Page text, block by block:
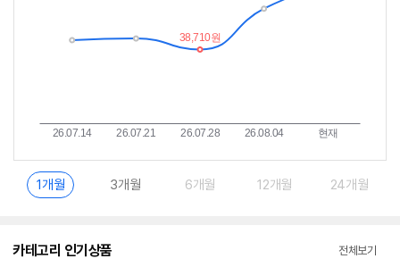
1개월 3개월 6개월 12개월 24개월
카테고리 인기상품 전체보기